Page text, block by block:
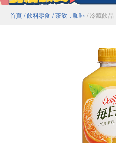
首頁 / 飲料零食 / 茶飲．咖啡 / 冷藏飲品